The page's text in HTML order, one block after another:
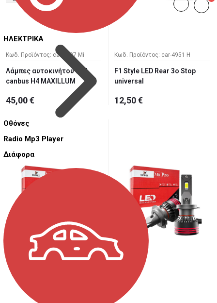
ΗΛΕΚΤΡΙΚΑ
Οθόνες
Radio Mp3 Player
Διάφορα
Κωδ. Προϊόντος: car-6007 Mi
Λάμπες αυτοκινήτου Led
canbus H4 MAXILLUM
45,00 €
Κωδ. Προϊόντος: car-4951 H
F1 Style LED Rear 3ο Stop
universal
12,50 €